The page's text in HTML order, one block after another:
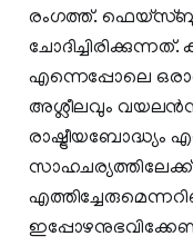
രംഗത്ത്.
എന്നെപ്പോലെ
അശ്ലീലവും
സാഹചര്യത്തിലേക്ക്